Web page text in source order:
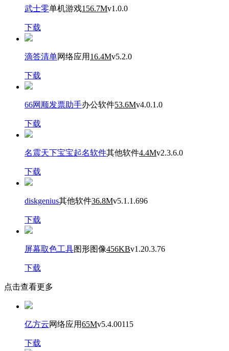
武士零单机游戏156.7Mv1.0.0
下载
滴答清单网络应用 16.4Mv5.2.0
下载
66网顺发票助手办公软件53.6Mv4.0.1.0
下载
名震天下宝宝起名软件其他软件4.4Mv2.3.6.0
下载
diskgenius其他软件36.8Mv5.1.1.696
下载
屏幕取色工具图形图像456KBv1.20.3.76
下载
点击查看更多
亿方云网络应用65Mv5.4.00115
下载